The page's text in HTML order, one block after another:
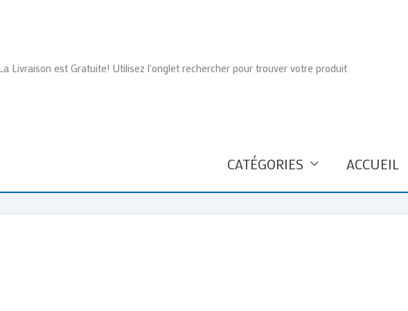
Livraison est Gratuite! Utilisez l'onglet rechercher pour trouver votre produit
CATÉGORIES ACCUEIL